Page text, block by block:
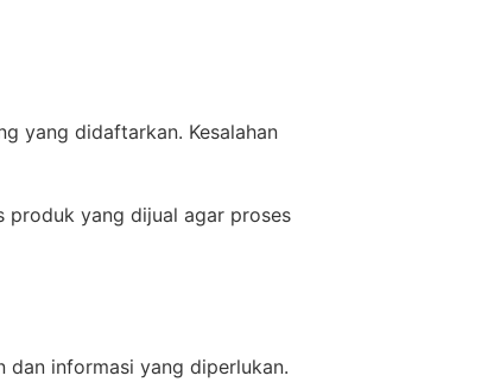
yang didaftarkan. Kesalahan
produk yang dijual agar proses
dan informasi yang diperlukan.